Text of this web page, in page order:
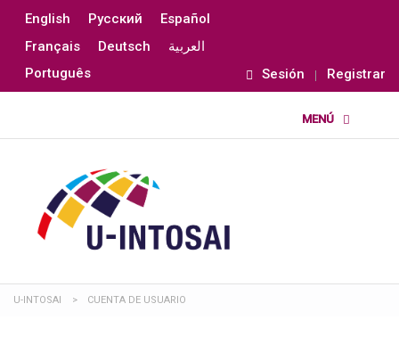
English Русский
Español
Français
Deutsch
العربية
Português
Sesión Registrar
U-INTOSAI > CUENTA DE USUARIO